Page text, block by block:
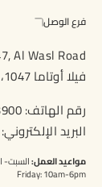
فرع الوصل
Al Wasl Road,
فيلا أوتاما 1047، شارع الوصل
رقم الهاتف:
البريد الإلكتروني:
مواعيد العمل:السبت-
Friday: 10am-6pm